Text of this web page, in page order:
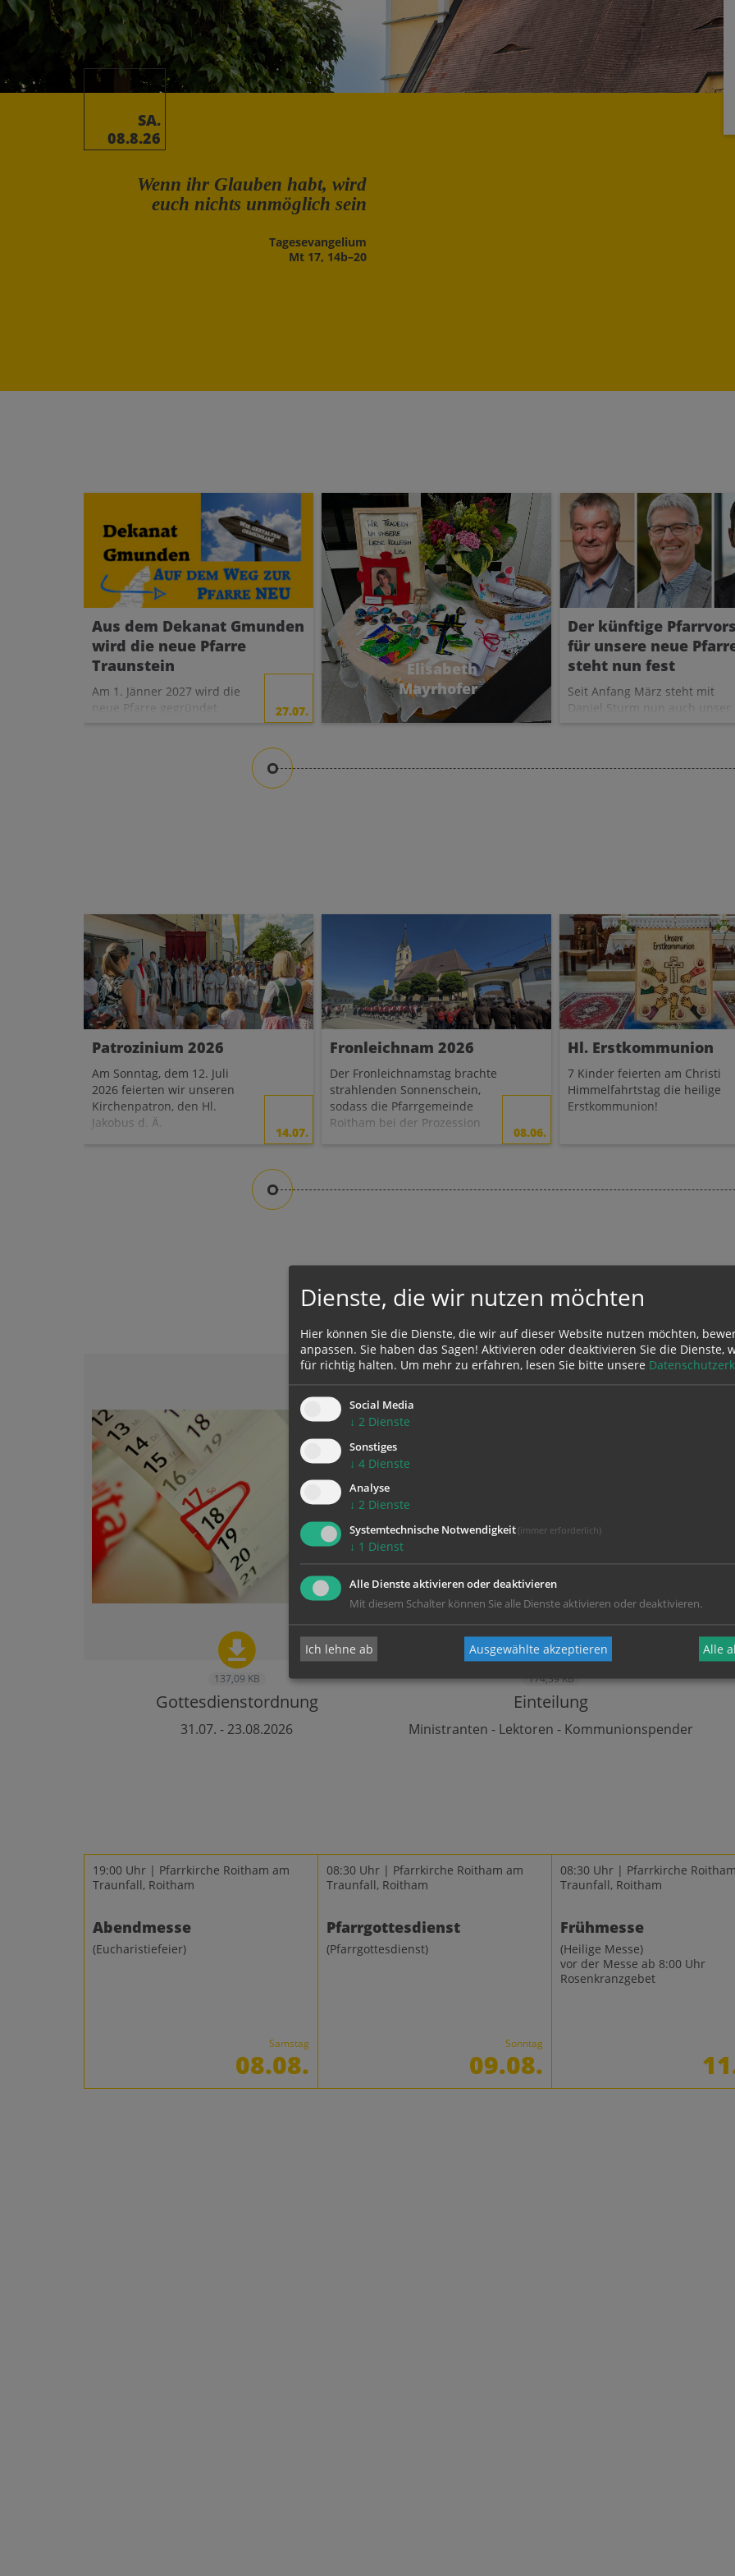
SA.
08.8.26
Wenn ihr Glauben habt, wird
euch nichts unmöglich sein
Tages­evangelium
Mt 17, 14b–20
Aus dem Dekanat Gmunden
wird die neue Pfarre
Traunstein
Am 1. Jänner 2027 wird die
neue Pfarre gegründet
27.07.
Elisabeth
Mayrhofer
Mit großer Betroffenheit
müssen wir von unserer
Lisi, Abschied nehmen.
Der künftige
für unsere neue
steht nun fest
Seit Anfang März steht mit
Daniel Sturm nun auch unser
Patrozinium 2026
Am Sonntag, dem 12. Juli
2026 feierten wir unseren
Kirchenpatron, den Hl.
Jakobus d. Ä.
14.07.
Fronleichnam 2026
Der Fronleichnamstag brachte
strahlenden Sonnenschein,
sodass die Pfarrgemeinde
Roitham bei der Prozession
08.06.
Hl. Erstkommunion
7 Kinder feierten am Christi
Himmelfahrtstag die heilige
Erstkommunion!
137,09 KB
Gottesdienstordnung
31.07. - 23.08.2026
174,39 KB
Einteilung
Ministranten - Lektoren - Kommunionspender
19:00 Uhr | Pfarrkirche Roitham am
Traunfall, Roitham
Abendmesse
(Eucharistiefeier)
Samstag
08.08.
08:30 Uhr | Pfarrkirche Roitham am
Traunfall, Roitham
Pfarrgottesdienst
(Pfarrgottesdienst)
Sonntag
09.08.
08:30 Uhr | Pfarrkirche
Traunfall, Roitham
Frühmesse
(Heilige Messe)
vor der Messe ab 8:00 Uhr
Rosenkranzgebet
Dienste, die wir nutzen möchten
Hier können Sie die Dienste, die wir auf dieser Website nutzen möchten,
anpassen. Sie haben das Sagen! Aktivieren oder deaktivieren Sie die Dienste,
für richtig halten. Um mehr zu erfahren, lesen Sie bitte unsere
Social Media
↓ 2 Dienste
Sonstiges
↓ 4 Dienste
Analyse
↓ 2 Dienste
Systemtechnische Notwendigkeit (immer erforderlich)
↓ 1 Dienst
Alle Dienste aktivieren oder deaktivieren
Mit diesem Schalter können Sie alle Dienste aktivieren oder deaktivieren.
Ich lehne ab Ausgewählte akzeptieren Alle